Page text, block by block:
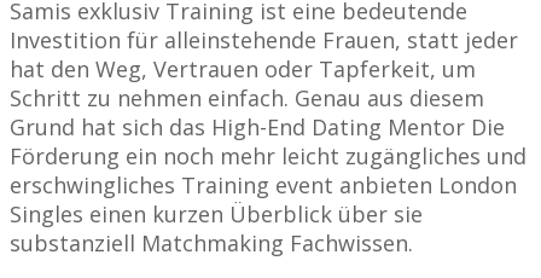
Samis exklusiv Training ist eine bedeutende
Investition für alleinstehende Frauen, statt jeder
hat den Weg, Vertrauen oder Tapferkeit, um
Schritt zu nehmen einfach. Genau aus diesem
Grund hat sich das High-End Dating Mentor Die
Förderung ein noch mehr leicht zugängliches und
erschwingliches Training event anbieten London
Singles einen kurzen Überblick über sie
substanziell Matchmaking Fachwissen.